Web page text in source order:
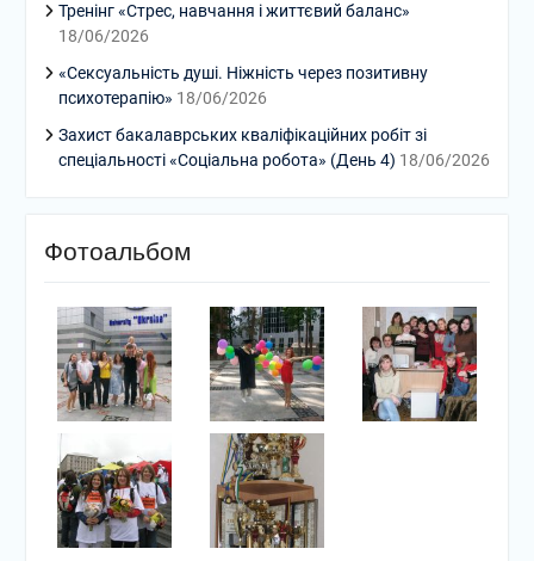
Тренінг «Стрес, навчання і життєвий баланс»
18/06/2026
«Сексуальність душі. Ніжність через позитивну
психотерапію» 18/06/2026
Захист бакалаврських кваліфікаційних робіт зі
спеціальності «Соціальна робота» (День 4) 18/06/2026
Фотоальбом